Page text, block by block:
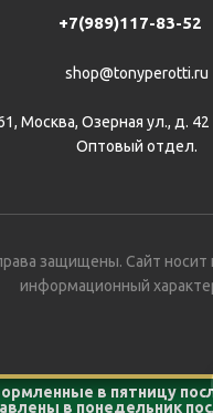
в пятницу
в понедельник
+7(989)117-83-52
shop@tonyperotti.ru
Москва, Озерная ул., д.
Оптовый отдел.
защищены. Сайт носит
информационный